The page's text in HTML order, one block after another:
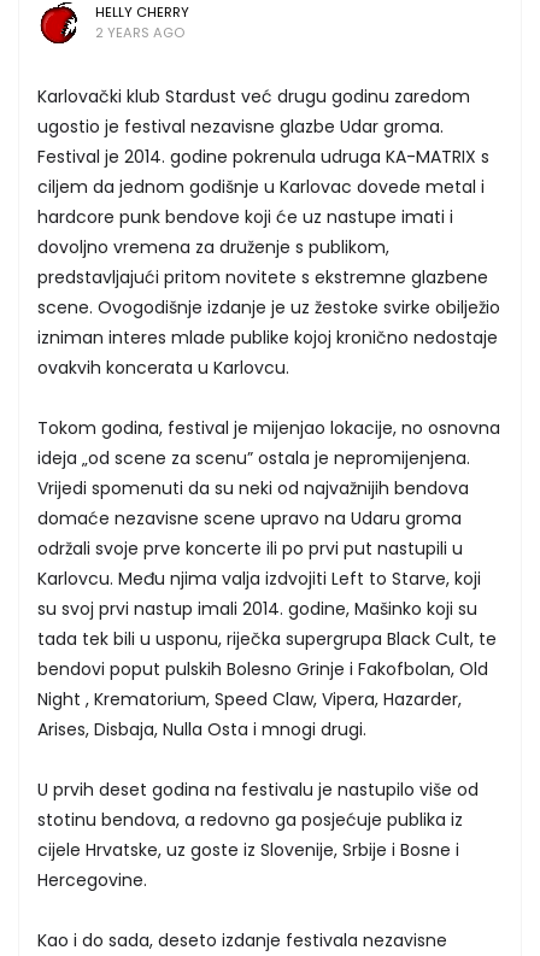
HELLY CHERRY
2 YEARS AGO
Karlovački klub Stardust već drugu godinu zaredom
ugostio je festival nezavisne glazbe Udar groma.
Festival je 2014. godine pokrenula udruga KA-MATRIX s
ciljem da jednom godišnje u Karlovac dovede metal i
hardcore punk bendove koji će uz nastupe imati i
dovoljno vremena za druženje s publikom,
predstavljajući pritom novitete s ekstremne glazbene
scene. Ovogodišnje izdanje je uz žestoke svirke obilježio
izniman interes mlade publike kojoj kronično nedostaje
ovakvih koncerata u Karlovcu.
Tokom godina, festival je mijenjao lokacije, no osnovna
ideja „od scene za scenu” ostala je nepromijenjena.
Vrijedi spomenuti da su neki od najvažnijih bendova
domaće nezavisne scene upravo na Udaru groma
održali svoje prve koncerte ili po prvi put nastupili u
Karlovcu. Među njima valja izdvojiti Left to Starve, koji
su svoj prvi nastup imali 2014. godine, Mašinko koji su
tada tek bili u usponu, riječka supergrupa Black Cult, te
bendovi poput pulskih Bolesno Grinje i Fakofbolan, Old
Night , Krematorium, Speed Claw, Vipera, Hazarder,
Arises, Disbaja, Nulla Osta i mnogi drugi.
U prvih deset godina na festivalu je nastupilo više od
stotinu bendova, a redovno ga posjećuje publika iz
cijele Hrvatske, uz goste iz Slovenije, Srbije i Bosne i
Hercegovine.
Kao i do sada, deseto izdanje festivala nezavisne